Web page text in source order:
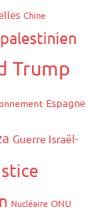
Chine
Trump
Espagne
Guerre Israël-
Nucléaire ONU